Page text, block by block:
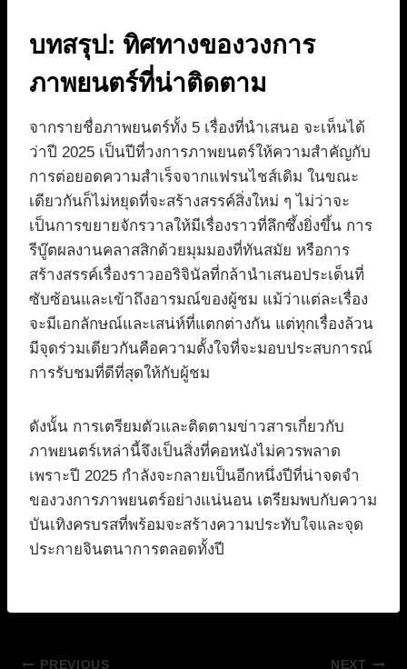
บทสรุป: ทิศทางของวงการ
ภาพยนตร์ที่น่าติดตาม
จากรายชื่อภาพยนตร์ทั้ง 5 เรื่องที่นำเสนอ จะเห็นได้
ว่าปี 2025 เป็นปีที่วงการภาพยนตร์ให้ความสำคัญกับ
การต่อยอดความสำเร็จจากแฟรนไชส์เดิม ในขณะ
เดียวกันก็ไม่หยุดที่จะสร้างสรรค์สิ่งใหม่ ๆ ไม่ว่าจะ
เป็นการขยายจักรวาลให้มีเรื่องราวที่ลึกซึ้งยิ่งขึ้น การ
รีบู๊ตผลงานคลาสสิกด้วยมุมมองที่ทันสมัย หรือการ
สร้างสรรค์เรื่องราวออริจินัลที่กล้านำเสนอประเด็นที่
ซับซ้อนและเข้าถึงอารมณ์ของผู้ชม แม้ว่าแต่ละเรื่อง
จะมีเอกลักษณ์และเสน่ห์ที่แตกต่างกัน แต่ทุกเรื่องล้วน
มีจุดร่วมเดียวกันคือความตั้งใจที่จะมอบประสบการณ์
การรับชมที่ดีที่สุดให้กับผู้ชม
ดังนั้น การเตรียมตัวและติดตามข่าวสารเกี่ยวกับ
ภาพยนตร์เหล่านี้จึงเป็นสิ่งที่คอหนังไม่ควรพลาด
เพราะปี 2025 กำลังจะกลายเป็นอีกหนึ่งปีที่น่าจดจำ
ของวงการภาพยนตร์อย่างแน่นอน เตรียมพบกับความ
บันเทิงครบรสที่พร้อมจะสร้างความประทับใจและจุด
ประกายจินตนาการตลอดทั้งปี
PREVIOUS NEXT